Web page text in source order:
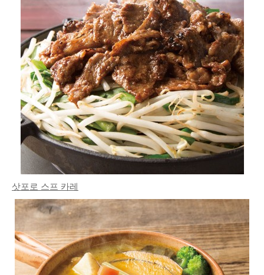
삿포로 스프 카레